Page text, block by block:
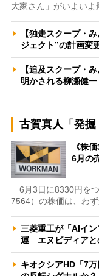
大家さん」がいよい
【独走スクープ・
ジェクト”の計画変
【追及スクープ・
明かされる柳瀬健
古賀真人「発掘
《株
6月の
6月3日に8330円をつ
7564）の株価は、わ
三菱重工が「AIイ
運 エヌビディア
キオクシアHD「7